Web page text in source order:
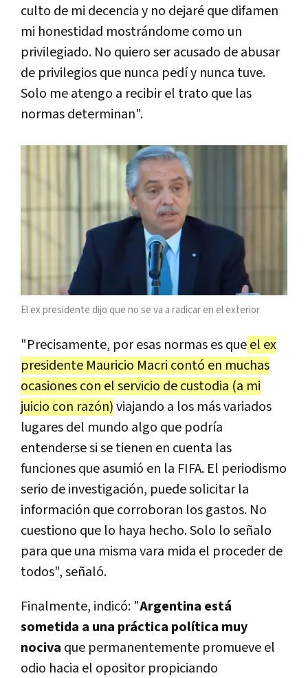
culto de mi decencia y no dejaré que difamen
mi honestidad mostrándome como un
privilegiado. No quiero ser acusado de abusar
de privilegios que nunca pedí y nunca tuve.
Solo me atengo a recibir el trato que las
normas determinan".
El ex presidente dijo que no se va a radicar en el exterior
"Precisamente, por esas normas es queel ex
presidente Mauricio Macri contó en muchas
ocasiones con el servicio de custodia (a mi
juicio con razón)viajando a los más variados
lugares del mundo algo que podría
entenderse si se tienen en cuenta las
funciones que asumió en la FIFA. El periodismo
serio de investigación, puede solicitar la
información que corroboran los gastos. No
cuestiono que lo haya hecho. Solo lo señalo
para que una misma vara mida el proceder de
todos", señaló.
Finalmente, indicó: "Argentina está
sometida a una práctica política muy
nociva que permanentemente promueve el
odio hacia el opositor propiciando